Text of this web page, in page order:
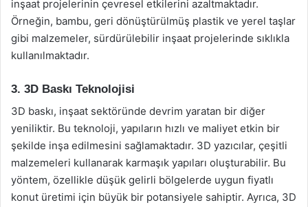
inşaat projelerinin çevresel etkilerini azaltmaktadır.
Örneğin, bambu, geri dönüştürülmüş plastik ve yerel taşlar
gibi malzemeler, sürdürülebilir inşaat projelerinde sıklıkla
kullanılmaktadır.
3. 3D Baskı Teknolojisi
3D baskı, inşaat sektöründe devrim yaratan bir diğer
yeniliktir. Bu teknoloji, yapıların hızlı ve maliyet etkin bir
şekilde inşa edilmesini sağlamaktadır. 3D yazıcılar, çeşitli
malzemeleri kullanarak karmaşık yapıları oluşturabilir. Bu
yöntem, özellikle düşük gelirli bölgelerde uygun fiyatlı
konut üretimi için büyük bir potansiyele sahiptir. Ayrıca, 3D